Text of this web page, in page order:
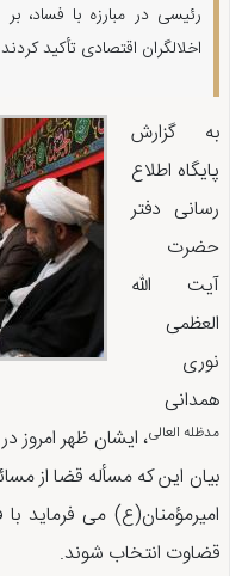
رئیسی در مبارزه با فساد،
اخلالگران اقتصادی تأکید کردند.
به گزارش
پایگاه اطلاع
رسانی دفتر
حضرت
آیت الله
العظمی
نوری
همدانی
مدظله العالی، ایشان ظهر امروز در
بیان این كه مسأله قضا از
امیرمؤمنان(ع) می فرماید با
قضاوت انتخاب شوند.